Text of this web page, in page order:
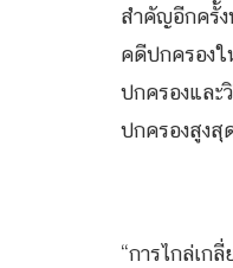
สำคัญอีกครั้ง
คดีปกครอง
ปกครองแล
ปกครองสูง
“การไกล่เก